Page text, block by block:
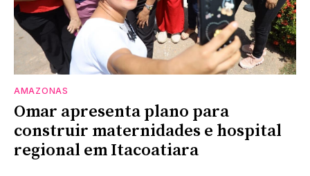
AMAZONAS
Omar apresenta plano para
construir maternidades e hospital
regional em Itacoatiara